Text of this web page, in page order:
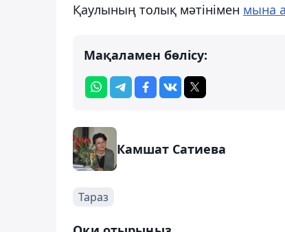
Қаулының толық мәтінімен мына
Мақаламен бөлісу:
Камшат Сатиева
Тараз